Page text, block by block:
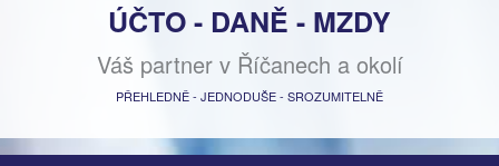
ÚČTO - DANĚ - MZDY
Váš partner v Říčanech a okolí
PŘEHLEDNĚ - JEDNODUŠE - SROZUMITELNĚ